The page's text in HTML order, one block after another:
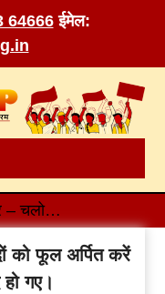
64666 ईमेल:
चलो गुरुदासपुर – चलो उन शहीदों को फूल अर्पित करें जो रेल के लिए शहीद हो गए।
को फूल अर्पित करें
गए।